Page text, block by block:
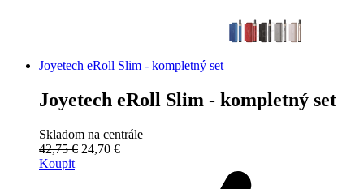
Joyetech eRoll Slim - kompletný set
Joyetech eRoll Slim - kompletný set
Skladom na centrále
42,75 € 24,70 €
Koupit